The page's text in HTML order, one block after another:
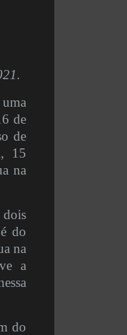
de
de
15
na
do
na
a
do